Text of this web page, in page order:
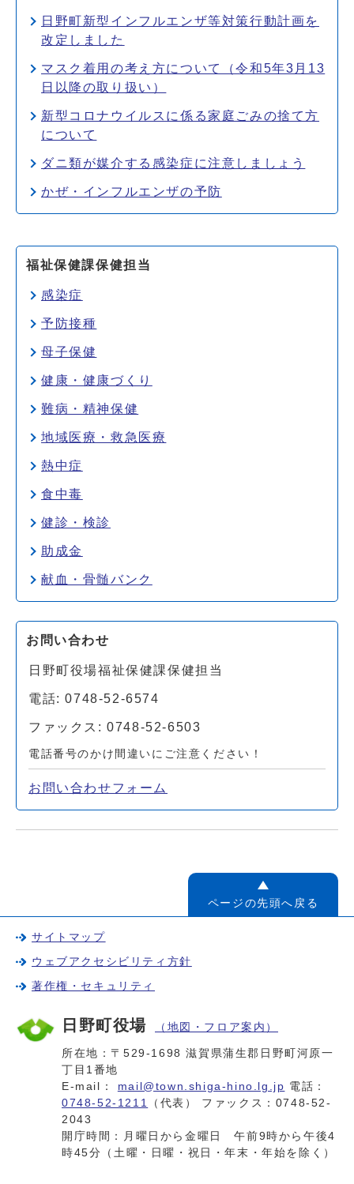
日野町新型インフルエンザ等対策行動計画を
改定しました
マスク着用の考え方について（令和5年3月13
日以降の取り扱い）
新型コロナウイルスに係る家庭ごみの捨て方
について
ダニ類が媒介する感染症に注意しましょう
かぜ・インフルエンザの予防
福祉保健課保健担当
感染症
予防接種
母子保健
健康・健康づくり
難病・精神保健
地域医療・救急医療
熱中症
食中毒
健診・検診
助成金
献血・骨髄バンク
お問い合わせ
日野町役場福祉保健課保健担当
電話: 0748-52-6574
ファックス: 0748-52-6503
電話番号のかけ間違いにご注意ください！
お問い合わせフォーム
ページの先頭へ戻る
サイトマップ
ウェブアクセシビリティ方針
著作権・セキュリティ
日野町役場 （地図・フロア案内）
所在地：〒529-1698 滋賀県蒲生郡日野町河原一
丁目1番地
E-mail： mail@town.shiga-hino.lg.jp 電話：
0748-52-1211
（代表） ファックス：0748-52-
2043
開庁時間：月曜日から金曜日 午前9時から午後4
時45分（土曜・日曜・祝日・年末・年始を除く）